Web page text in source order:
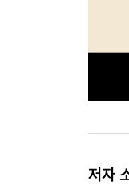
저자